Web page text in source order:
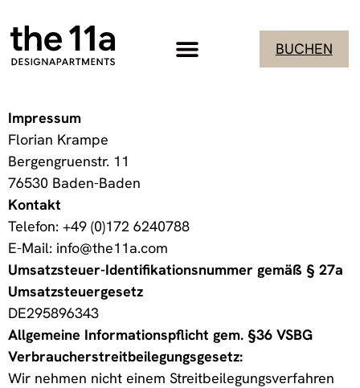
BUCHEN
Impressum
Florian Krampe
Bergengruenstr. 11
76530 Baden-Baden
Kontakt
Telefon: +49 (0)172 6240788
E-Mail: info@the11a.com
Umsatzsteuer-Identifikationsnummer gemäß § 27a
Umsatzsteuergesetz
DE295896343
Allgemeine Informationspflicht gem. §36 VSBG
Verbraucherstreitbeilegungsgesetz:
Wir nehmen nicht einem Streitbeilegungsverfahren